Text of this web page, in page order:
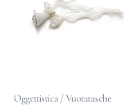
Oggettistica / Vuotatasche